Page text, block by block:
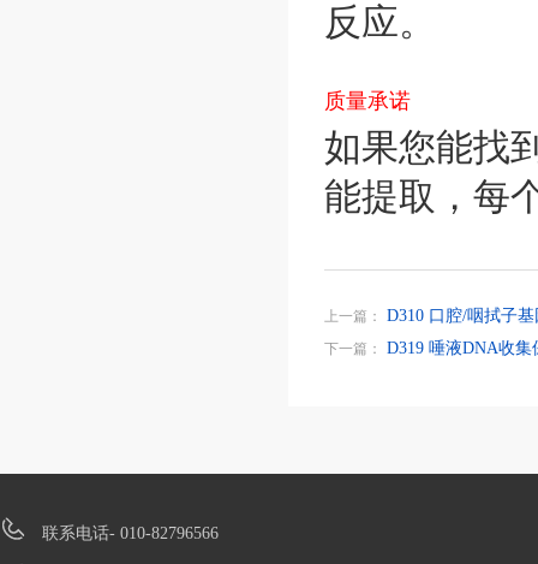
反应。
质量承诺
如果您能找
能提取，每
上一篇： D310 口腔/咽拭子
下一篇： D319 唾液DNA收
联系电话- 010-82796566